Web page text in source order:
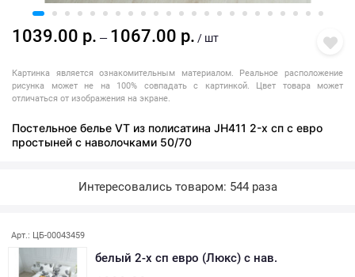
1039.00 р. — 1067.00 р. / шт
Картинка является ознакомительным материалом. Реальное расположение
рисунка может не на 100% совпадать с картинкой. Цвет товара может
отличаться от изображения на экране.
Постельное белье VT из полисатина JH411 2-х сп с евро
простыней с наволочками 50/70
Интересовались товаром: 544 раза
Арт.: ЦБ-00043459
белый 2-х сп евро (Люкс) с нав.